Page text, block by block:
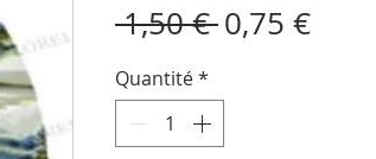
1,50 € Prix
0,75 €Prix
Quantité*